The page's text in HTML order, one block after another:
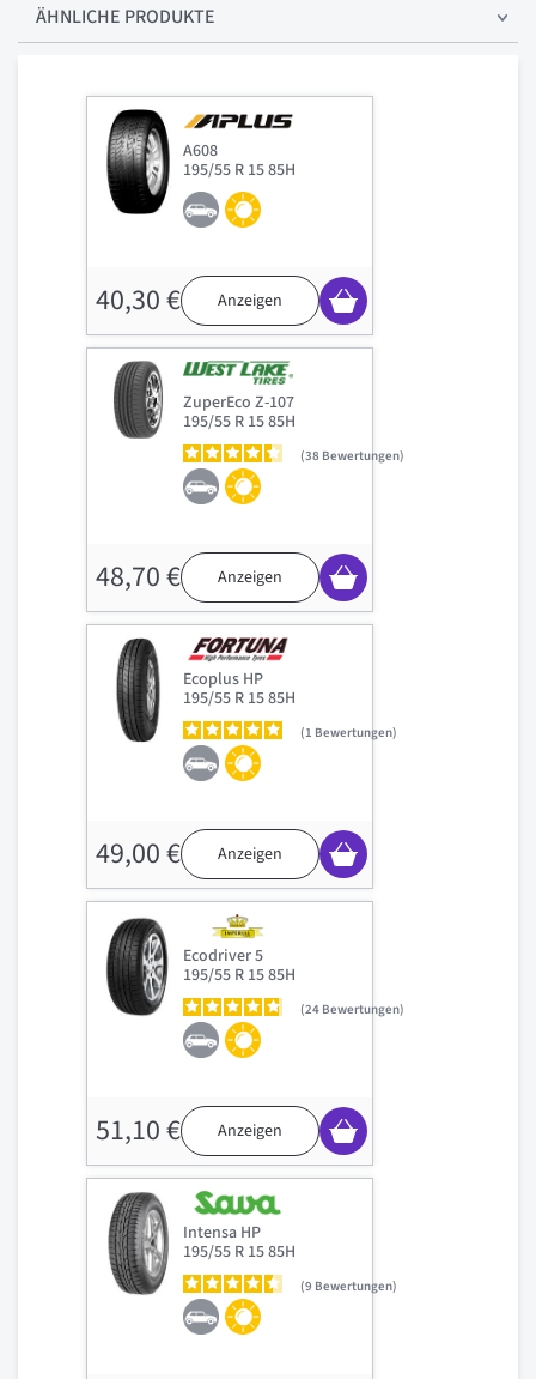
ÄHNLICHE PRODUKTE
A608
195/55 R 15 85H
40,30 € Anzeigen
ZuperEco Z-107
195/55 R 15 85H
38 Bewertungen
48,70 € Anzeigen
Ecoplus HP
195/55 R 15 85H
1 Bewertungen
49,00 € Anzeigen
Ecodriver 5
195/55 R 15 85H
24 Bewertungen
51,10 € Anzeigen
Intensa HP
195/55 R 15 85H
9 Bewertungen